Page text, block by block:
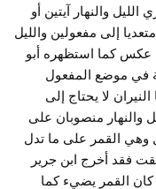
والنهار آيتين أو
إلى مفعولين والليل
عكس كما استظهره أبو
في موضع المفعول
لا يحتاج إلى
والنهار منصوبان على
وهي القمر على ما تدل
فقد أخرج ابن جرير
كان القمر يضيء كما